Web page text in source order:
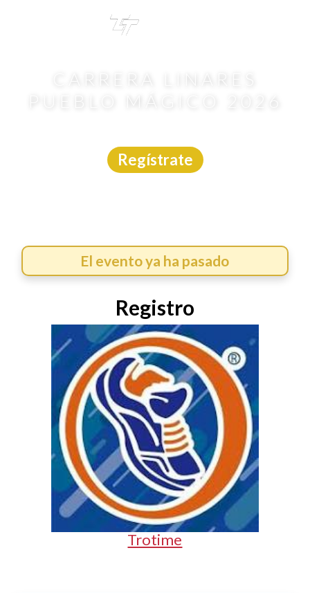
CARRERA LINARES
Regístrate
El evento ya ha pasado
Registro
Trotime